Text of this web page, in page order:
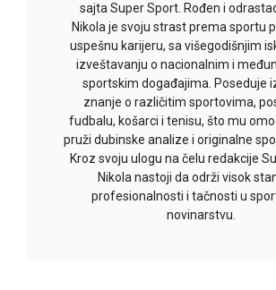
sajta Super Sport. Rođen i
Nikola je svoju strast prema sportu
uspešnu karijeru, sa višegodišnjim
izveštavanju o nacionalnim i
sportskim događajima. Poseduje
znanje o različitim sportovima,
fudbalu, košarci i tenisu, što mu
pruži dubinske analize i originalne
Kroz svoju ulogu na čelu redakcije
Nikola nastoji da održi visok
profesionalnosti i tačnosti u
novinarstvu.